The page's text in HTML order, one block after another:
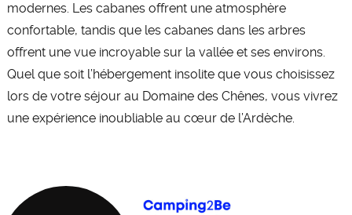
modernes. Les cabanes offrent une atmosphère
confortable, tandis que les cabanes dans les arbres
offrent une vue incroyable sur la vallée et ses environs.
Quel que soit l’hébergement insolite que vous choisissez
lors de votre séjour au Domaine des Chênes, vous vivrez
une expérience inoubliable au cœur de l’Ardèche.